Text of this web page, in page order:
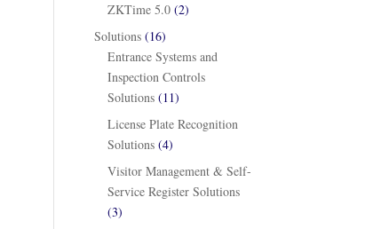
ZKTime 5.0 (2)
Solutions (16)
Entrance Systems and
Inspection Controls
Solutions (11)
License Plate Recognition
Solutions (4)
Visitor Management & Self-
Service Register Solutions
(3)